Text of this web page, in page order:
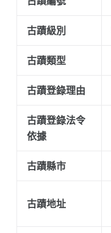
古蹟級別
古蹟類型
古蹟登錄理由
古蹟登錄法令
依據
古蹟縣市
古蹟地址